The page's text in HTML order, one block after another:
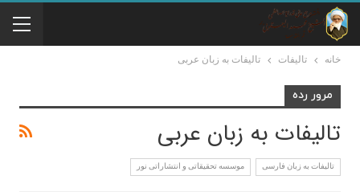
خانه تالیفات تالیفات به زبان عربی
مرور رده
تالیفات به زبان عربی
تالیفات به زبان فارسی موسسه تحقيقاتى و انتشاراتى نور